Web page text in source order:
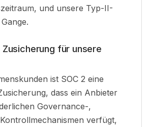
und unsere Typ-II-
Zusicherung für unsere
ist SOC 2 eine
dass ein Anbieter
Governance-,
verfügt,